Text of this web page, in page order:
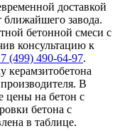
доставкой
ближайшего завода.
бетонной смеси с
консультацию к
(499) 490-64-97.
керамзитобетона
В
цены на бетон с
бетона с
в таблице.